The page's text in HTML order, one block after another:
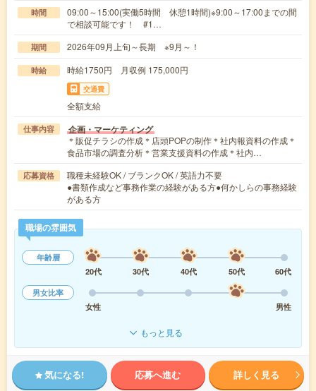
時間
09:00～15:00(実働5時間 休憩1時間)※9:00～17:00までの間
で相談可能です！ #1…
期間 2026年09月上旬～長期 ※9月～！
時給 時給1750円 月収例 175,000円
交通費
全額支給
仕事内容 企画・マーケティング
＊販促チラシの作成＊店頭POPの制作＊社内報資料の作成＊
食品市場の調査分析＊営業支援資料の作成＊社内…
応募資格
職種未経験OK / ブランクOK / 英語力不要
●書類作成など事務作業の経験がある方●何かしらの事務経験
がある方
職場の雰囲気
年齢層
20代
30代 40代 50代
60代
男女比率
女性
男性
もっと見る
気になる! 応募へ進む 詳しく見る